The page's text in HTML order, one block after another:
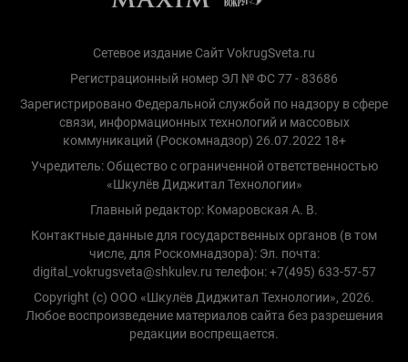
Сетевое издание Сайт VokrugSveta.ru
Регистрационный номер ЭЛ № ФС 77 - 83686
Зарегистрировано Федеральной службой по надзору в сфере
связи, информационных технологий и массовых
коммуникаций (Роскомнадзор) 26.07.2022 18+
Учредитель: Общество с ограниченной ответственностью
«Шкулёв Диджитал Технологии»
Главный редактор: Комаровская А. В.
Контактные данные для государственных органов (в том
числе, для Роскомнадзора): Эл. почта:
digital_vokrugsveta@shkulev.ru телефон: +7(495) 633-57-57
Copyright (с) ООО «Шкулёв Диджитал Технологии», 2026.
Любое воспроизведение материалов сайта без разрешения
редакции воспрещается.